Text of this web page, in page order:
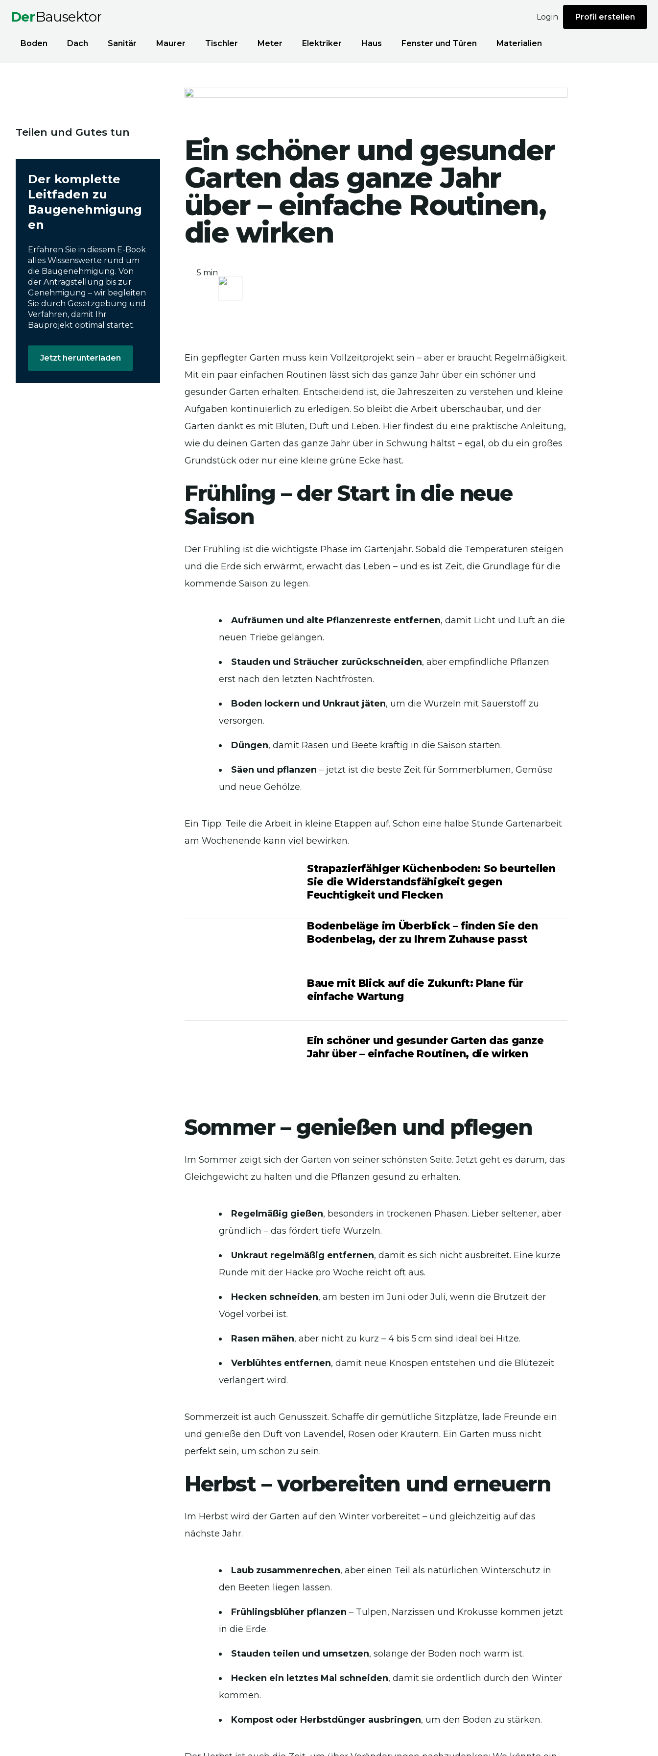
DerBausektor
Boden Dach Sanitär Maurer Tischler Meter Elektriker Haus Fenster und Türen Materialien
Login Profil erstellen
Ein schöner und gesunder
Garten das ganze Jahr
über – einfache Routinen,
die wirken
5 min
Ein gepflegter Garten muss kein Vollzeitprojekt sein – aber er braucht Regelmäßigkeit.
Mit ein paar einfachen Routinen lässt sich das ganze Jahr über ein schöner und
gesunder Garten erhalten. Entscheidend ist, die Jahreszeiten zu verstehen und kleine
Aufgaben kontinuierlich zu erledigen. So bleibt die Arbeit überschaubar, und der
Garten dankt es mit Blüten, Duft und Leben. Hier findest du eine praktische Anleitung,
wie du deinen Garten das ganze Jahr über in Schwung hältst – egal, ob du ein großes
Grundstück oder nur eine kleine grüne Ecke hast.
Frühling – der Start in die neue
Saison
Der Frühling ist die wichtigste Phase im Gartenjahr. Sobald die Temperaturen steigen
und die Erde sich erwärmt, erwacht das Leben – und es ist Zeit, die Grundlage für die
kommende Saison zu legen.
Aufräumen und alte Pflanzenreste entfernen, damit Licht und Luft an die
neuen Triebe gelangen.
Stauden und Sträucher zurückschneiden, aber empfindliche Pflanzen
erst nach den letzten Nachtfrösten.
Boden lockern und Unkraut jäten, um die Wurzeln mit Sauerstoff zu
versorgen.
Düngen, damit Rasen und Beete kräftig in die Saison starten.
Säen und pflanzen – jetzt ist die beste Zeit für Sommerblumen, Gemüse
und neue Gehölze.
Ein Tipp: Teile die Arbeit in kleine Etappen auf. Schon eine halbe Stunde Gartenarbeit
am Wochenende kann viel bewirken.
Strapazierfähiger Küchenboden: So beurteilen
Sie die Widerstandsfähigkeit gegen
Feuchtigkeit und Flecken
Bodenbeläge im Überblick – finden Sie den
Bodenbelag, der zu Ihrem Zuhause passt
Baue mit Blick auf die Zukunft: Plane für
einfache Wartung
Ein schöner und gesunder Garten das ganze
Jahr über – einfache Routinen, die wirken
Sommer – genießen und pflegen
Im Sommer zeigt sich der Garten von seiner schönsten Seite. Jetzt geht es darum, das
Gleichgewicht zu halten und die Pflanzen gesund zu erhalten.
Regelmäßig gießen, besonders in trockenen Phasen. Lieber seltener, aber
gründlich – das fördert tiefe Wurzeln.
Unkraut regelmäßig entfernen, damit es sich nicht ausbreitet. Eine kurze
Runde mit der Hacke pro Woche reicht oft aus.
Hecken schneiden, am besten im Juni oder Juli, wenn die Brutzeit der
Vögel vorbei ist.
Rasen mähen, aber nicht zu kurz – 4 bis 5 cm sind ideal bei Hitze.
Verblühtes entfernen, damit neue Knospen entstehen und die Blütezeit
verlängert wird.
Sommerzeit ist auch Genusszeit. Schaffe dir gemütliche Sitzplätze, lade Freunde ein
und genieße den Duft von Lavendel, Rosen oder Kräutern. Ein Garten muss nicht
perfekt sein, um schön zu sein.
Herbst – vorbereiten und erneuern
Im Herbst wird der Garten auf den Winter vorbereitet – und gleichzeitig auf das
nächste Jahr.
Laub zusammenrechen, aber einen Teil als natürlichen Winterschutz in
den Beeten liegen lassen.
Frühlingsblüher pflanzen – Tulpen, Narzissen und Krokusse kommen jetzt
in die Erde.
Stauden teilen und umsetzen, solange der Boden noch warm ist.
Hecken ein letztes Mal schneiden, damit sie ordentlich durch den Winter
kommen.
Kompost oder Herbstdünger ausbringen, um den Boden zu stärken.
Teilen und Gutes tun
Der komplette
Leitfaden zu
Baugenehmigung
en
Erfahren Sie in diesem E-Book
alles Wissenswerte rund um
die Baugenehmigung. Von
der Antragstellung bis zur
Genehmigung – wir begleiten
Sie durch Gesetzgebung und
Verfahren, damit Ihr
Bauprojekt optimal startet.
Jetzt herunterladen